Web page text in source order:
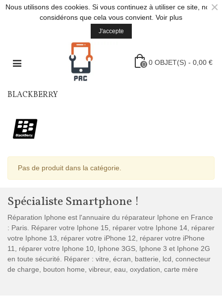
Nous utilisons des cookies. Si vous continuez à utiliser ce site, nous
considérons que cela vous convient. Voir plus
J'accepte
×
0 0 OBJET(S) - 0,00 €
BLACKBERRY
Pas de produit dans la catégorie.
Spécialiste Smartphone !
Réparation Iphone est l'annuaire du réparateur Iphone en France
: Paris. Réparer votre Iphone 15, réparer votre Iphone 14, réparer
votre Iphone 13, réparer votre iPhone 12, réparer votre iPhone
11, réparer votre Iphone 10, Iphone 3GS, Iphone 3 et Iphone 2G
en toute sécurité. Réparer : vitre, écran, batterie, lcd, connecteur
de charge, bouton home, vibreur, eau, oxydation, carte mère